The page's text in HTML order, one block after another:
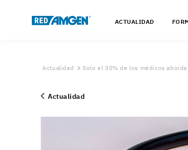
ACTUALIDAD
Actualidad Solo el 30% de los médicos
Actualidad